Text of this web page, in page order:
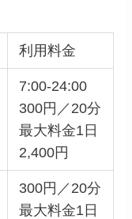
利用料金
7:00-24:00
300円／20分
最大料金1日
2,400円
300円／20分
最大料金1日